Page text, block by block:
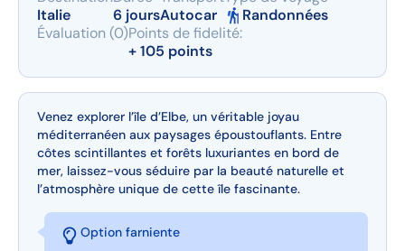
Italie
6 joursAutocar
Randonnées
Évaluation (0)Points de fidelité:
+ 105 points
Venez explorer l’île d’Elbe, un véritable joyau
méditerranéen aux paysages époustouflants. Entre
côtes scintillantes et forêts luxuriantes en bord de
mer, laissez-vous séduire par la beauté naturelle et
l’atmosphère unique de cette île fascinante.
Option farniente